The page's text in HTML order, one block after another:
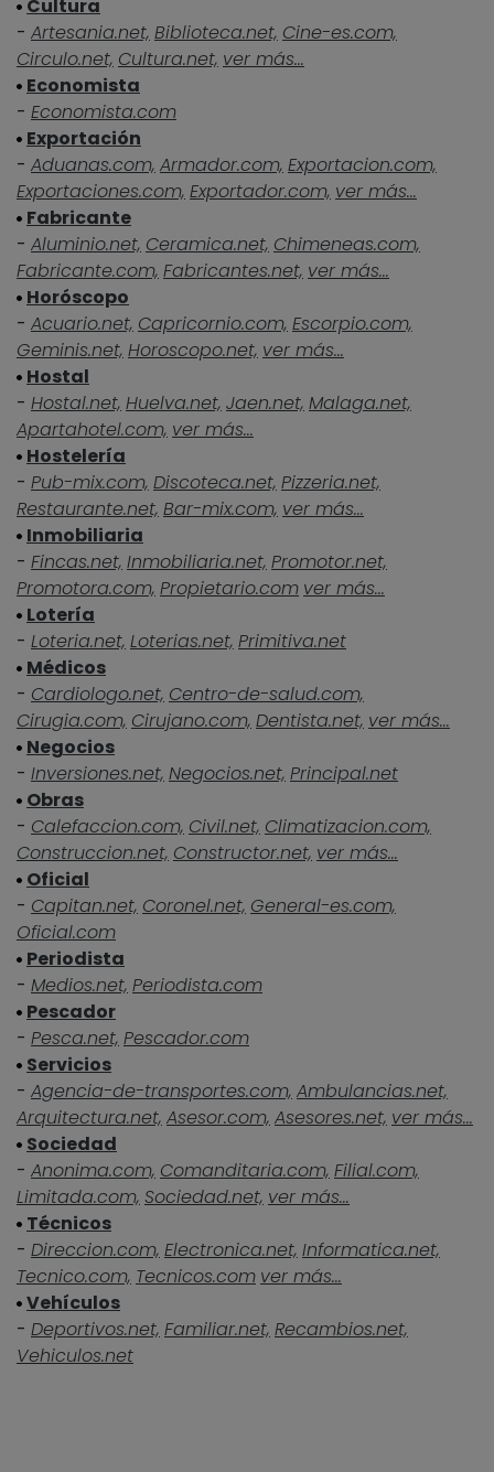
Cultura
- Artesania.net, Biblioteca.net, Cine-es.com,
Circulo.net, Cultura.net, ver más...
Economista
- Economista.com
Exportación
- Aduanas.com, Armador.com, Exportacion.com,
Exportaciones.com, Exportador.com, ver más...
Fabricante
- Aluminio.net, Ceramica.net, Chimeneas.com,
Fabricante.com, Fabricantes.net, ver más...
Horóscopo
- Acuario.net, Capricornio.com, Escorpio.com,
Geminis.net, Horoscopo.net, ver más...
Hostal
- Hostal.net, Huelva.net, Jaen.net, Malaga.net,
Apartahotel.com, ver más...
Hostelería
- Pub-mix.com, Discoteca.net, Pizzeria.net,
Restaurante.net, Bar-mix.com, ver más...
Inmobiliaria
- Fincas.net, Inmobiliaria.net, Promotor.net,
Promotora.com, Propietario.com ver más...
Lotería
- Loteria.net, Loterias.net, Primitiva.net
Médicos
- Cardiologo.net, Centro-de-salud.com,
Cirugia.com, Cirujano.com, Dentista.net, ver más...
Negocios
- Inversiones.net, Negocios.net, Principal.net
Obras
- Calefaccion.com, Civil.net, Climatizacion.com,
Construccion.net, Constructor.net, ver más...
Oficial
- Capitan.net, Coronel.net, General-es.com,
Oficial.com
Periodista
- Medios.net, Periodista.com
Pescador
- Pesca.net, Pescador.com
Servicios
- Agencia-de-transportes.com, Ambulancias.net,
Arquitectura.net, Asesor.com, Asesores.net, ver más...
Sociedad
- Anonima.com, Comanditaria.com, Filial.com,
Limitada.com, Sociedad.net, ver más...
Técnicos
- Direccion.com, Electronica.net, Informatica.net,
Tecnico.com, Tecnicos.com ver más...
Vehículos
- Deportivos.net, Familiar.net, Recambios.net,
Vehiculos.net